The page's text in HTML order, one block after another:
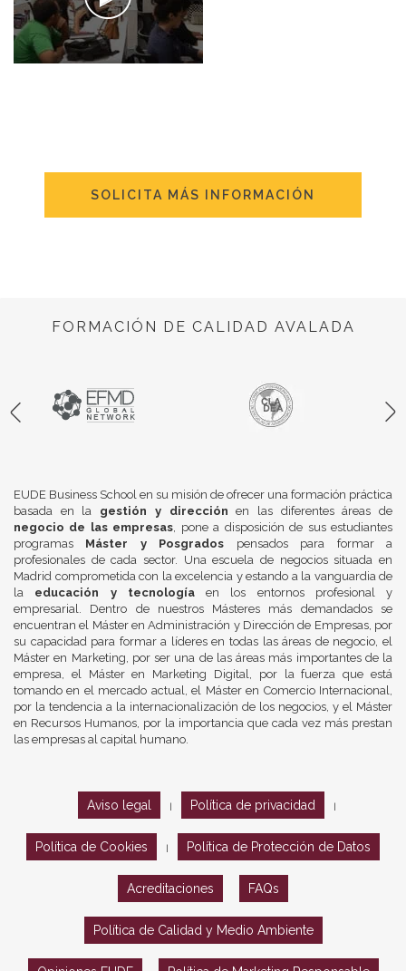
SOLICITA MÁS INFORMACIÓN
FORMACIÓN DE CALIDAD AVALADA
EUDE Business School en su misión de ofrecer una formación práctica
basada en la gestión y dirección en las diferentes áreas de
negocio de las empresas , pone a disposición de sus estudiantes
programas Máster y Posgrados pensados para formar a
profesionales de cada sector. Una escuela de negocios situada en
Madrid comprometida con la excelencia y estando a la vanguardia de
la educación y tecnologíaen los entornos profesional y
empresarial. Dentro de nuestros Másteres más demandados se
encuentran el Máster en Administración y Dirección de Empresas, por
su capacidad para formar a líderes en todas las áreas de negocio, el
Máster en Marketing, por ser una de las áreas más importantes de la
empresa, el Máster en Marketing Digital, por la fuerza que está
tomando en el mercado actual, el Máster en Comercio Internacional,
por la tendencia a la internacionalización de los negocios, y el Máster
en Recursos Humanos, por la importancia que cada vez más prestan
las empresas al capital humano.
Aviso legal Política de privacidad
Política de Cookies Política de Protección de Datos
Acreditaciones FAQs
Política de Calidad y Medio Ambiente